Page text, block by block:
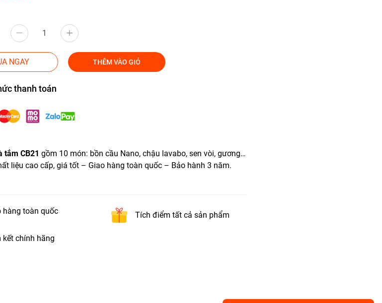
NGAY THÊM VÀO GIỎ
thanh toán
tắm CB21 gồm 10 món: bồn cầu Nano, chậu lavabo, sen vòi, gương…
liệu cao cấp, giá tốt – Giao hàng toàn quốc – Bảo hành 3 năm.
hàng toàn quốc Tích điểm tất cả sản phẩm
kết chính hãng